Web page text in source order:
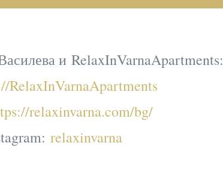
и RelaxInVarnaApartments:
RelaxInVarnaApartments
relaxinvarna.com/bg/
relaxinvarna